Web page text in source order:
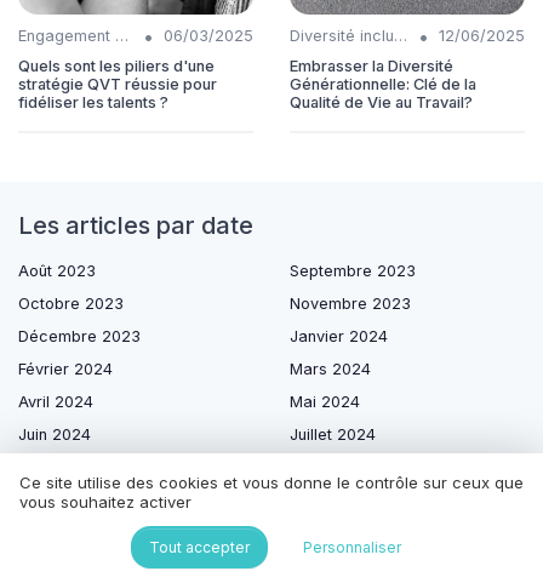
Engagement collaborateurs •
06/03/2025
Quels sont les piliers d'une
stratégie QVT réussie pour
fidéliser les talents ?
Diversité inclusion •
12/06/2025
Embrasser la Diversité
Générationnelle: Clé de la
Qualité de Vie au Travail?
Les articles par date
Août 2023
Septembre 2023
Octobre 2023
Novembre 2023
Décembre 2023
Janvier 2024
Février 2024
Mars 2024
Avril 2024
Mai 2024
Juin 2024
Juillet 2024
Octobre 2024
Ce site utilise des cookies et vous donne le contrôle sur ceux que
vous souhaitez activer
Tout accepter Personnaliser